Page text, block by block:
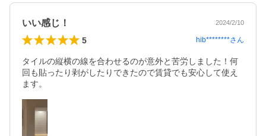
いい感じ！ 2024/2/10
5 hib********さん
タイルの縦横の線を合わせるのが意外と苦労しました！何
回も貼ったり剥がしたりできたので賃貸でも安心して使え
ます。